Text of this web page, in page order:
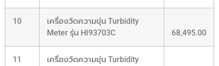
10
เครื่องวัดความขุ่น Turbidity
Meter รุ่น HI93703C
68,495.00
11
เครื่องวัดความขุ่น Turbidity